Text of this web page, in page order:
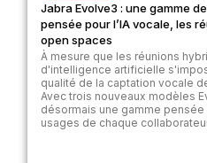
Jabra Evolve3 : une gamme
pensée pour l’IA vocale, les
open spaces
À mesure que les réunions
d'intelligence artificielle
qualité de la captation vocale
Avec trois nouveaux modèles
désormais une gamme
usages de chaque